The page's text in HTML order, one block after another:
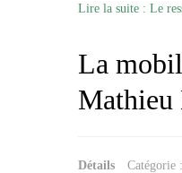
Lire la suite : Le
La
Mathieu
Détails Catégorie :